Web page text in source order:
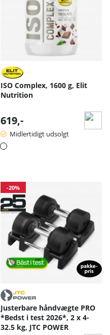
ISO Complex, 1600 g, Elit
Nutrition
619,-
Midlertidigt udsolgt
-20%
Justerbare håndvægte PRO
*Bedst i test 2026*, 2 x 4-
32.5 kg, JTC POWER